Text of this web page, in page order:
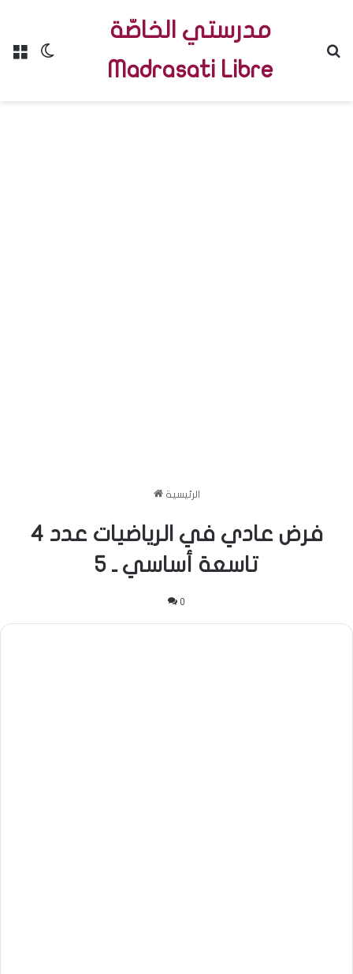
Menu
مدرستي الخاصّة
Madrasati Libre
الرئيسية
فرض عادي في الرياضيات عدد 4
تاسعة أساسي ـ 5
0